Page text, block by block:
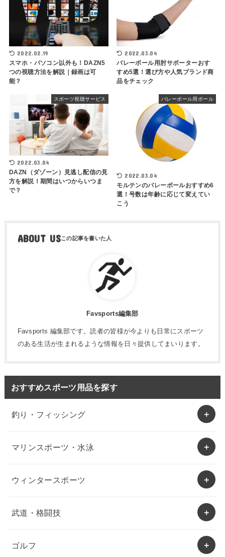
2022.02.19
スマホ・パソコン以外も！DAZN5
つの視聴方法を解説｜録画は可
能？
2022.03.04
バレーボール用肘サポーターおす
すめ5選！選び方や人気ブランド商
品をチェック
スポーツ視聴サービス
2022.03.04
DAZN（ダゾーン）見逃し配信の見
方を解説！期間はいつからいつま
で？
バレーボール用ボール
2022.03.04
モルテンのバレーボールおすすめ6
選！号数は年齢に応じて変えてい
こう
ABOUT US
Favsports編集部
Favsports 編集部です。読者の皆様が今よりも日常にスポーツ
のある生活が生まれるような情報を日々提供してまいります。
おすすめスポーツ用品を探す
釣り・フィッシング
マリンスポーツ・水泳
ウィンタースポーツ
武道・格闘技
ゴルフ